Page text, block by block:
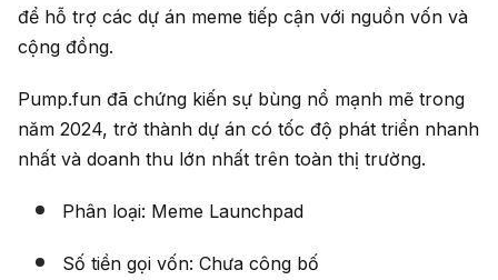
để hỗ trợ các dự án meme tiếp cận với nguồn vốn và
cộng đồng.
Pump.fun đã chứng kiến sự bùng nổ mạnh mẽ trong
năm 2024, trở thành dự án có tốc độ phát triển nhanh
nhất và doanh thu lớn nhất trên toàn thị trường.
Phân loại: Meme Launchpad
Số tiền gọi vốn: Chưa công bố